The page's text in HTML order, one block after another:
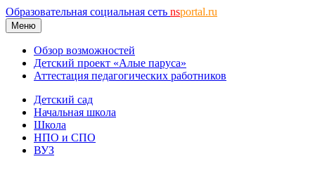
Образовательная социальная сеть nsportal.ru
Меню
Обзор возможностей
Детский проект «Алые паруса»
Аттестация педагогических работников
Детский сад
Начальная школа
Школа
НПО и СПО
ВУЗ